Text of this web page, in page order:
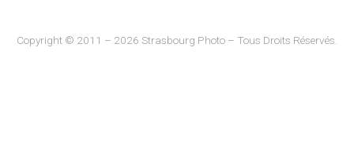
Copyright © 2011 – 2026 Strasbourg Photo – Tous Droits Réservés.